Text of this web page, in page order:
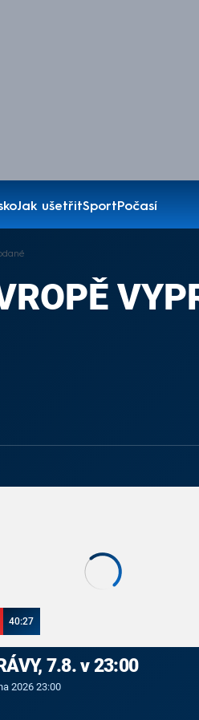
Jak ušetřitSportPočasí
40:27
7.8. v 23:00
2026 23:00